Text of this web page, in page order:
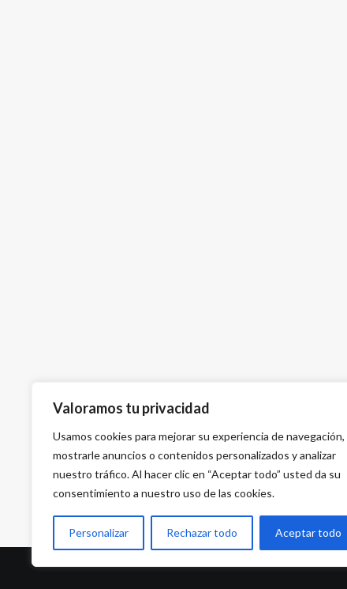
Valoramos tu privacidad
Usamos cookies para mejorar su experiencia de navegación,
mostrarle anuncios o contenidos personalizados y analizar
nuestro tráfico. Al hacer clic en “Aceptar todo” usted da su
consentimiento a nuestro uso de las cookies.
Personalizar Rechazar todo Aceptar todo